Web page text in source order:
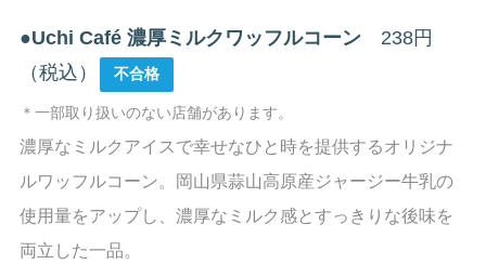
●Uchi Café 濃厚ミルクワッフルコーン 238円
（税込）
不合格
＊一部取り扱いのない店舗があります。
濃厚なミルクアイスで幸せなひと時を提供するオリジナ
ルワッフルコーン。岡山県蒜山高原産ジャージー牛乳の
使用量をアップし、濃厚なミルク感とすっきりな後味を
両立した一品。